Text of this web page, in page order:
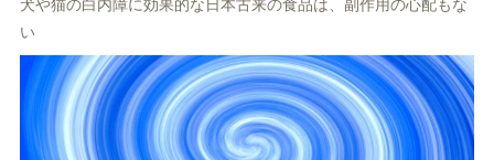
犬や猫の白内障に効果的な日本古来の食品は、副作用の心配もな
い